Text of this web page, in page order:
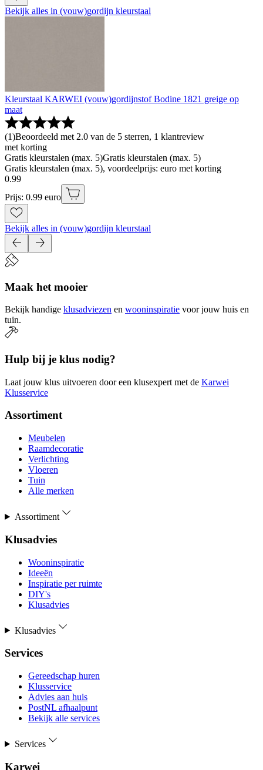
Bekijk alles in (vouw)gordijn kleurstaal
Kleurstaal KARWEI (vouw)gordijnstof Bodine 1821 greige op
maat
(1)Beoordeeld met 2.0 van de 5 sterren, 1 klantreview
met korting
Gratis kleurstalen (max. 5)Gratis kleurstalen (max. 5)
Gratis kleurstalen (max. 5), voordeelprijs: euro met korting
0.99
Prijs: 0.99 euro
Bekijk alles in (vouw)gordijn kleurstaal
Maak het mooier
Bekijk handige klusadviezen en wooninspiratie voor jouw huis en
tuin.
Hulp bij je klus nodig?
Laat jouw klus uitvoeren door een klusexpert met de Karwei
Klusservice
Assortiment
Meubelen
Raamdecoratie
Verlichting
Vloeren
Tuin
Alle merken
Assortiment
Klusadvies
Wooninspiratie
Ideeën
Inspiratie per ruimte
DIY's
Klusadvies
Klusadvies
Services
Gereedschap huren
Klusservice
Advies aan huis
PostNL afhaalpunt
Bekijk alle services
Services
Karwei